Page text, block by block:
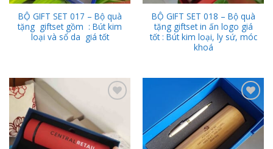
BỘ GIFT SET 017 – Bộ quà
tặng giftset gồm : Bút kim
loại và sổ da giá tốt
BỘ GIFT SET 018 – Bộ quà
tặng giftset in ấn logo giá
tốt : Bút kim loại, ly sứ, móc
khoá
Add to
Wishlist